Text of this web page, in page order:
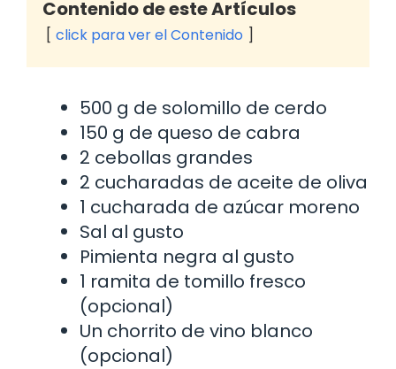
Contenido de este Artículos
click para ver el Contenido
500 g de solomillo de cerdo
150 g de queso de cabra
2 cebollas grandes
2 cucharadas de aceite de oliva
1 cucharada de azúcar moreno
Sal al gusto
Pimienta negra al gusto
1 ramita de tomillo fresco
(opcional)
Un chorrito de vino blanco
(opcional)